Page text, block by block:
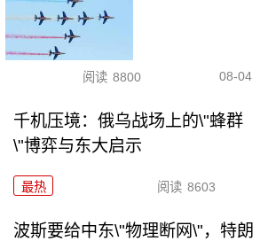
阅读 8800 08-04
千机压境：俄乌战场上的\"蜂群
\"博弈与东大启示
最热 阅读 8603
波斯要给中东\"物理断网\"，特朗